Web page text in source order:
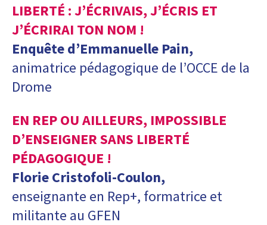
LIBERTÉ : J’ÉCRIVAIS, J’ÉCRIS ET
J’ÉCRIRAI TON NOM !
Enquête d’Emmanuelle Pain,
animatrice pédagogique de l’OCCE de la
Drome
EN REP OU AILLEURS, IMPOSSIBLE
D’ENSEIGNER SANS LIBERTÉ
PÉDAGOGIQUE !
Florie Cristofoli-Coulon,
enseignante en Rep+, formatrice et
militante au GFEN